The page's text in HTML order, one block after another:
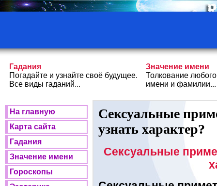
Гадания
Погадайте и узнайте своё будущее.
Все виды гаданий...
Значение имени
Толкование любого
имени и фамилии...
На главную
Карта сайта
Гадания
Значение имени
Гороскопы
Сексуальные
узнать характер?
Сексуальные